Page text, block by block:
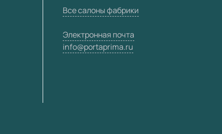
Все салоны фабрики
Электронная почта
info@portaprima.ru